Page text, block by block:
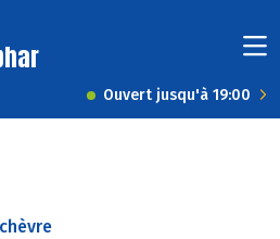
Ouvert jusqu'à 19:00